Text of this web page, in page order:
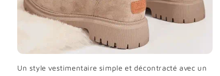
Un style vestimentaire simple et décontracté avec un